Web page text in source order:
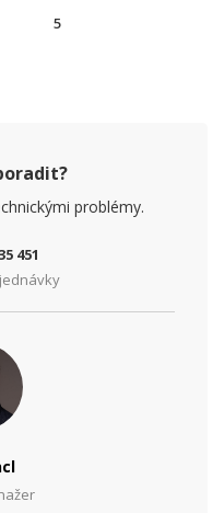
5
problémy.
451